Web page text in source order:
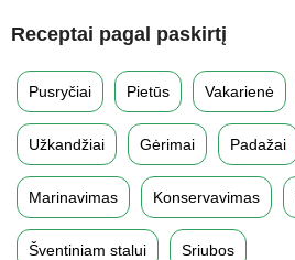
Receptai pagal paskirtį
Pusryčiai Pietūs Vakarienė
Užkandžiai Gėrimai Padažai
Marinavimas Konservavimas
Šventiniam stalui Sriubos